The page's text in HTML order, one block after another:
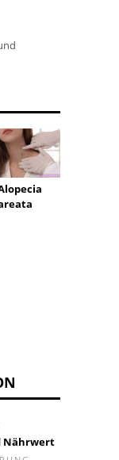
Nährwert